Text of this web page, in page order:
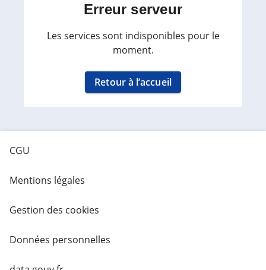
Erreur serveur
Les services sont indisponibles pour le
moment.
Retour à l’accueil
CGU
Mentions légales
Gestion des cookies
Données personnelles